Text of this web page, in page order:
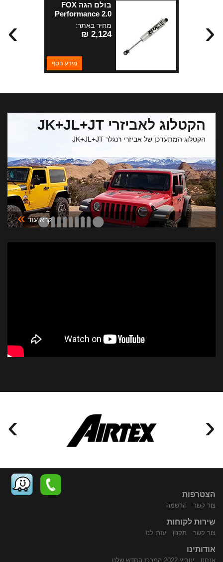
בולם הגה FOX
Performance 2.0
לרנגלר JK
מחיר באתר:
2,124 ₪
מידע נוסף
› ‹
הקטלוג לאביזרי JK+JL+JT
הקטלוג המתעדכן של אביזרי רנגלר JK+JL+JT
קרא עוד »
› ‹
הצטרפות
צור קשר הרשמה
שירות לקוחות
צור קשר תקנון עזרו לנו
אודותינו
אנחנו ינוביץ 2022 המרכז החדש שלנו